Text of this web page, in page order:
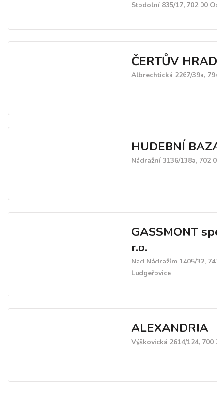
Stodolní 835/17, 702 00
ČERTŮV HRAD
Albrechtická 2267/39a,
HUDEBNÍ
Nádražní 3136/138a, 702
GASSMONT
r.o.
Nad Nádražím 1405/32,
Ludgeřovice
ALEXANDRIA
Výškovická 2614/124, 700